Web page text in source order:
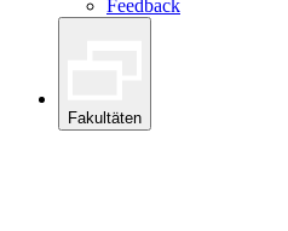
Feedback
Fakultäten